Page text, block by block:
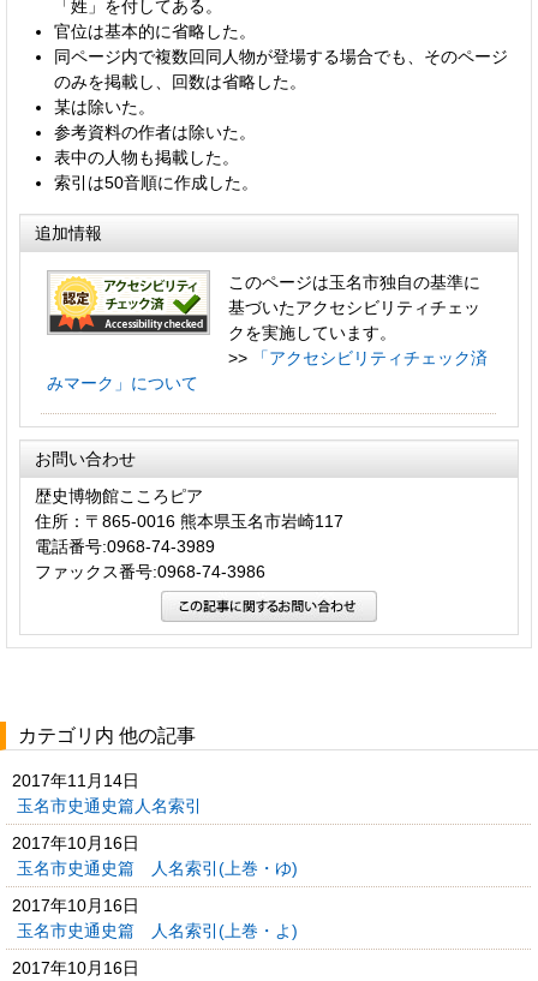
「姓」を付してある。
官位は基本的に省略した。
同ページ内で複数回同人物が登場する場合でも、そのページ
のみを掲載し、回数は省略した。
某は除いた。
参考資料の作者は除いた。
表中の人物も掲載した。
索引は50音順に作成した。
追加情報
このページは玉名市独自の基準に
基づいたアクセシビリティチェッ
クを実施しています。
>>
「アクセシビリティチェック済
みマーク」について
お問い合わせ
歴史博物館こころピア
住所：〒865-0016 熊本県玉名市岩崎117
電話番号:0968-74-3989
ファックス番号:0968-74-3986
カテゴリ内 他の記事
2017年11月14日
玉名市史通史篇人名索引
2017年10月16日
玉名市史通史篇 人名索引(上巻・ゆ)
2017年10月16日
玉名市史通史篇 人名索引(上巻・よ)
2017年10月16日